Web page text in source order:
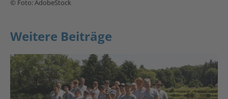
© Foto: AdobeStock
Weitere Beiträge